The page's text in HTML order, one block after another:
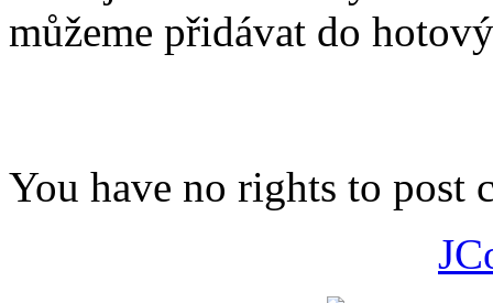
můžeme přidávat do
You have no rights to post